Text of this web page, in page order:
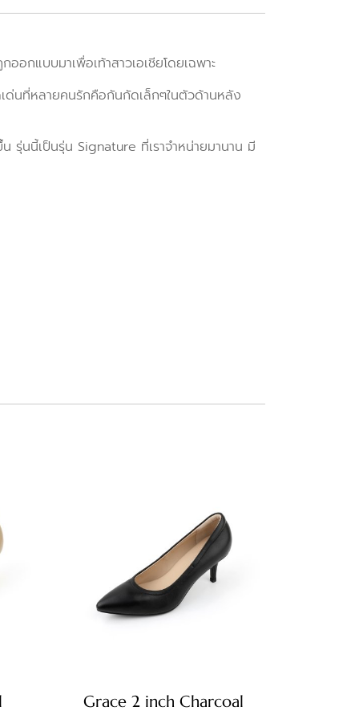
กแบบมาเพื่อเท้าสาวเอเชียโดยเฉพาะ
นที่หลายคนรักคือกันกัดเล็กๆในตัวด้านหลัง
รุ่นนี้เป็นรุ่น Signature ที่เราจำหน่ายมานาน มี
Grace 2 inch Charcoal